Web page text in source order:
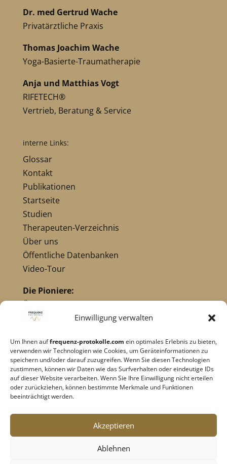
Einwilligung verwalten
Um Ihnen auffrequenz-protokolle.com ein optimales Erlebnis zu bieten,
verwenden wir Technologien wie Cookies, um Geräteinformationen zu
speichern und/oder darauf zuzugreifen. Wenn Sie diesen Technologien
zustimmen, können wir Daten wie das Surfverhalten oder eindeutige IDs
auf dieser Website verarbeiten. Wenn Sie Ihre Einwilligung nicht erteilen
oder zurückziehen, können bestimmte Merkmale und Funktionen
beeinträchtigt werden.
Akzeptieren
Ablehnen
Dr. med Gertrud Wache
Privatärztliche Praxis
Thomas Joachim Wache
Yoga-Basierte-Traumatherapie
Anja und Matthias Vogt
RIFETECH®
Vertrieb, Beratung & Service
interne Links:
Glossar
Kontakt
Publikationen
Startseite
Studien
Therapeuten-Verzeichnis
Über uns
Öffentliche Datenbanken
Video-Tour
Die Pioniere:
Übersicht Pioniere
Nikola Tesla
Dr. Hulda Clark
Robert C. Beck
Georges Lakhovsky
verwandte Pioniere
Datenschutz
Cookie-Richtlinie|AGB's